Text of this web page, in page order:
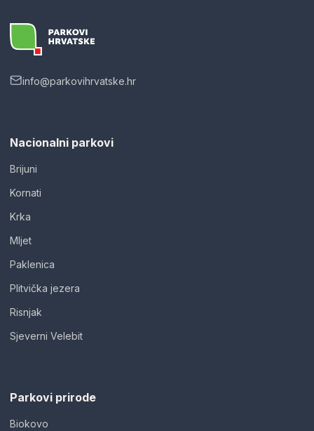
info@parkovihrvatske.hr
Nacionalni parkovi
Brijuni
Kornati
Krka
Mljet
Paklenica
Plitvička jezera
Risnjak
Sjeverni Velebit
Parkovi prirode
Biokovo